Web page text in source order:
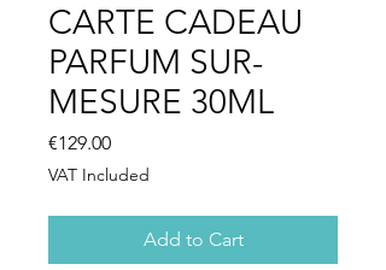
CARTE CADEAU
PARFUM SUR-
MESURE 30ML
€129.00Price
VAT Included
Add to Cart